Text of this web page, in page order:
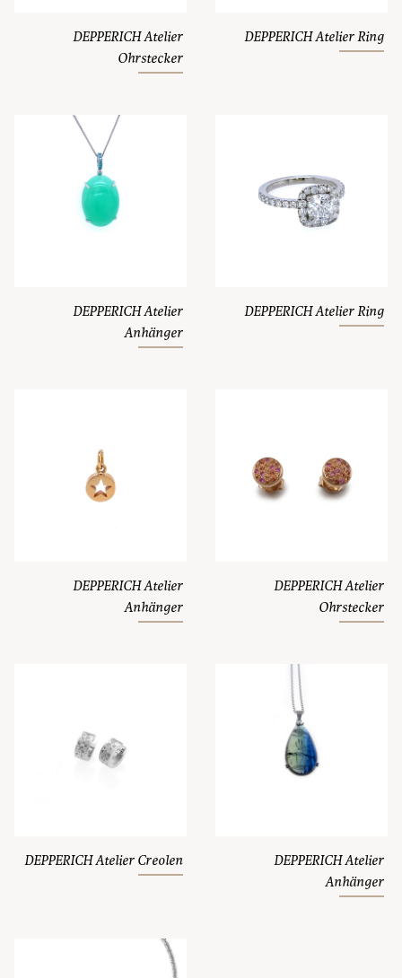
DEPPERICH Atelier
Ohrstecker
DEPPERICH Atelier Ring
DEPPERICH Atelier
Anhänger
DEPPERICH Atelier Ring
DEPPERICH Atelier
Anhänger
DEPPERICH Atelier
Ohrstecker
DEPPERICH Atelier Creolen
DEPPERICH Atelier
Anhänger